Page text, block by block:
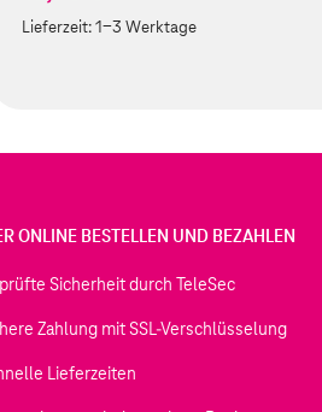
Lieferzeit:1-3 Werktage
ONLINE BESTELLEN UND BEZAHLEN
Sicherheit durch TeleSec
Zahlung mit SSL-Verschlüsselung
Lieferzeiten